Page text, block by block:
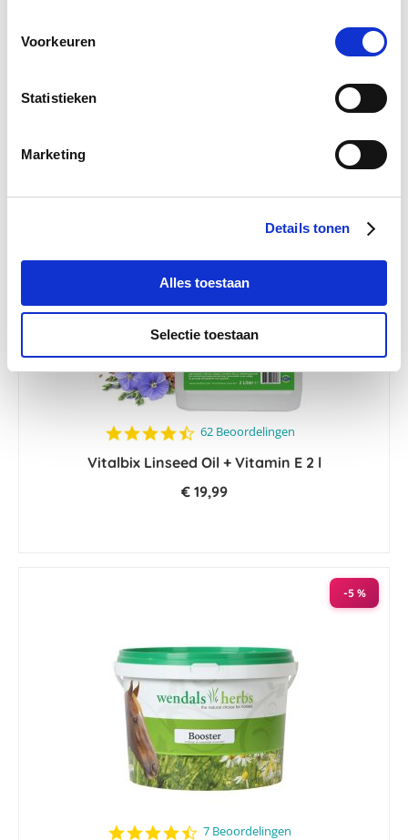
Voorkeuren
Statistieken
Marketing
Details tonen
Alles toestaan
Selectie toestaan
4.7
rating
62 Beoordelingen
Vitalbix Linseed Oil + Vitamin E 2 l
€ 19,99
-5 %
4.6
7 Beoordelingen